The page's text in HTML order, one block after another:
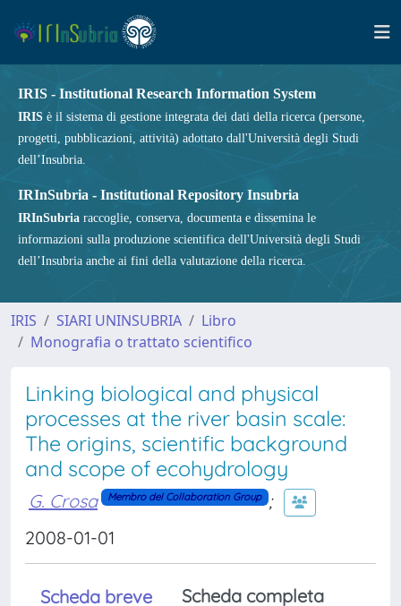
IRIS - Institutional Research Information System
IRIS è il sistema di gestione integrata dei dati della ricerca (persone,
progetti, pubblicazioni, attività) adottato dall'Università degli Studi
dell’Insubria.
IRInSubria - Institutional Repository Insubria
IRInSubria raccoglie, conserva, documenta e dissemina le
informazioni sulla produzione scientifica dell'Università degli Studi
dell’Insubria anche ai fini della valutazione della ricerca.
IRIS SIARI UNINSUBRIA
Libro
Monografia o trattato scientifico
Linking biological and physical
processes at the river basin scale:
The origins, scientific background
and scope of ecohydrology
G. Crosa Membro del Collaboration Group ;
2008-01-01
Scheda breve
Scheda completa